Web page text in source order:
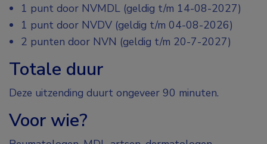
1 punt door NVMDL (geldig t/m 14-08-2027)
1 punt door NVDV (geldig t/m 04-08-2026)
2 punten door NVN (geldig t/m 20-7-2027)
Totale duur
Deze uitzending duurt ongeveer 90 minuten.
Voor wie?